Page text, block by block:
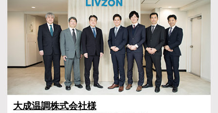
大成温調株式会社様